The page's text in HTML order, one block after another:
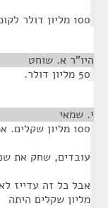
100 מליון דולר לקונצרן כור.
היו"ר א. שוחט
50 מליון דולר.
י. שמאי
100 מליון שקלים. אמנם הקונצרן מאז פיטר אלפי
עובדים, שחק את
מליון שקלים היתה